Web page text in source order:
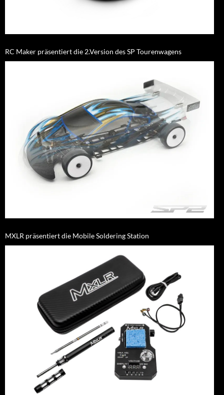
RC Maker präsentiert die 2.Version des SP Tourenwagens
MXLR präsentiert die Mobile Soldering Station